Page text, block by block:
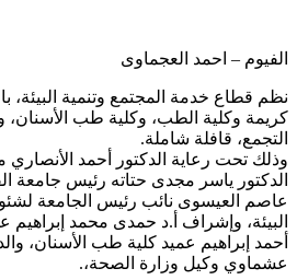
الفيوم – احمد العجماوى
نظم قطاع خدمة المجتمع وتنمية البيئة،
كريمة وكلية الطب، وكلية طب الأسنان،
التجمع، قافلة شاملة.
وذلك تحت رعاية الدكتور أحمد الأنصاري
الدكتور ياسر مجدى حتاته رئيس جامعة
عاصم العيسوى نائب رئيس الجامعة
البيئة، وإشراف أ.د حمدى محمد إبراهيم
أحمد إبراهيم عميد كلية طب الأسنان،
عشماوي وكيل وزارة الصحة،.